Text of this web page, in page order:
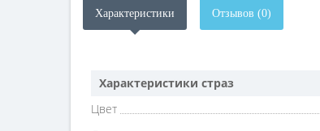
Характеристики Отзывов (0)
Характеристики страз
Цвет